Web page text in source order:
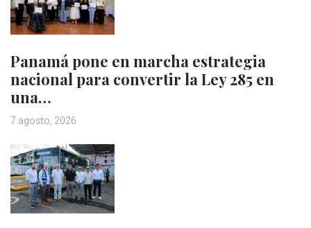
Panamá pone en marcha estrategia
nacional para convertir la Ley 285 en
una…
7 agosto, 2026